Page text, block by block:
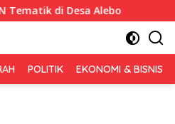
Imigrasi Sultra
POLITIK EKONOMI & BISNIS